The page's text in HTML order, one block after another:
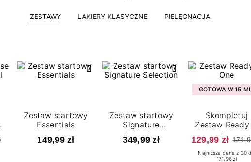
ZESTAWY LAKIERY KLASYCZNE PIELĘGNACJA
Zestaw startowy
Essentials
149,99 zł
Zestaw startowy
Signature
Selection
349,99 zł
GOTOWA W 15
Skompletuj
Zestaw Ready
One
129,99 zł
Najniższa cena z 30
171.96 zł